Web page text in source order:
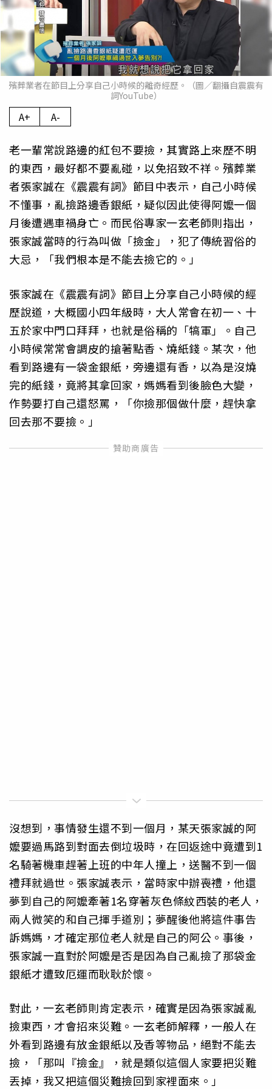
殯葬業者在節目上分享自己小時候的離奇經歷。（圖／翻攝自震震有
詞YouTube）
A+ A-
老一輩常說路邊的紅包不要撿，其實路上來歷不明
的東西，最好都不要亂碰，以免招致不祥。殯葬業
者張家誠在《震震有詞》節目中表示，自己小時候
不懂事，亂撿路邊香銀紙，疑似因此使得阿嬤一個
月後遭遇車禍身亡。而民俗專家一玄老師則指出，
張家誠當時的行為叫做「撿金」，犯了傳統習俗的
大忌，「我們根本是不能去撿它的。」
張家誠在《震震有詞》節目上分享自己小時候的經
歷說道，大概國小四年級時，大人常會在初一、十
五於家中門口拜拜，也就是俗稱的「犒軍」。自己
小時候常常會調皮的搶著點香、燒紙錢。某次，他
看到路邊有一袋金銀紙，旁邊還有香，以為是沒燒
完的紙錢，竟將其拿回家，媽媽看到後臉色大變，
作勢要打自己還怒罵，「你撿那個做什麼，趕快拿
回去那不要撿。」
沒想到，事情發生還不到一個月，某天張家誠的阿
嬤要過馬路到對面去倒垃圾時，在回返途中竟遭到1
名騎著機車趕著上班的中年人撞上，送醫不到一個
禮拜就過世。張家誠表示，當時家中辦喪禮，他還
夢到自己的阿嬤牽著1名穿著灰色條紋西裝的老人，
兩人微笑的和自己揮手道別；夢醒後他將這件事告
訴媽媽，才確定那位老人就是自己的阿公。事後，
張家誠一直對於阿嬤是否是因為自己亂撿了那袋金
銀紙才遭致厄運而耿耿於懷。
對此，一玄老師則肯定表示，確實是因為張家誠亂
撿東西，才會招來災難。一玄老師解釋，一般人在
外看到路邊有放金銀紙以及香等物品，絕對不能去
撿，「那叫『撿金』，就是類似這個人家要把災難
丟掉，我又把這個災難撿回到家裡面來。」